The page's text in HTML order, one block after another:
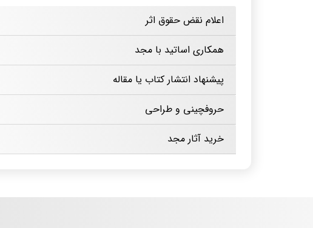
تلفن سانترال: ۶۶۴۹۵۰۳۴
اعلام نقض حقوق اثر
همکاری اساتید با مجد
پیشنهاد انتشار کتاب یا مقاله
حروفچینی و طراحی
خرید آثار مجد